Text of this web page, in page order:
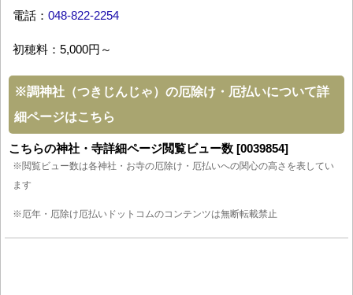
電話： 048-822-2254
初穂料：5,000円～
※調神社（つきじんじゃ）の厄除け・厄払いについて詳
細ページはこちら
こちらの神社・寺詳細ページ閲覧ビュー数 [0039854]
※閲覧ビュー数は各神社・お寺の厄除け・厄払いへの関心の高さを表してい
ます
※厄年・厄除け厄払いドットコムのコンテンツは無断転載禁止